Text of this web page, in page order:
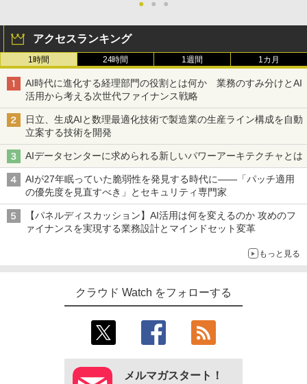
●
● ●
アクセスランキング
1時間 24時間 1週間 1カ月
AI時代に進化する経理部門の役割とは何か 業務のすみ分けとAI
活用から考える次世代ファイナンス戦略
日立、生成AIと数理最適化技術で製造業の生産ライン構成を自動
立案する技術を開発
AIデータセンターに求められる新しいパワーアーキテクチャとは
AIが27年眠っていた脆弱性を発見する時代に――「パッチ適用
の優先度を見直すべき」とセキュリティ専門家
【パネルディスカッション】AI活用は何を変えるのか 攻めのフ
ァイナンスを実現する業務設計とマインドセット変革
もっと見る
クラウド Watch をフォローする
メルマガスタート！